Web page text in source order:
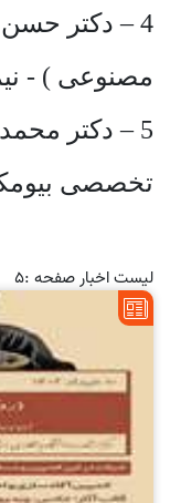
4 – دکتر
مصنوعی ) -
5 – دکتر
تخصصی
لیست اخبار صفحه :5